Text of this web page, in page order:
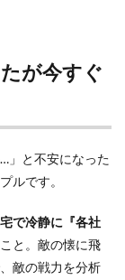
が今すぐ
」と不安になった
ルです。
で冷静に『各社
こと。敵の懐に飛
敵の戦力を分析